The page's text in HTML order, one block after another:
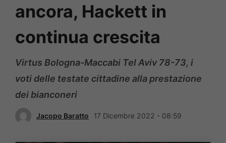
ancora, Hackett in
continua crescita
Virtus Bologna-Maccabi Tel Aviv 78-73, i
voti delle testate cittadine alla prestazione
dei bianconeri
Jacopo Baratto 17 Dicembre 2022 - 08:59